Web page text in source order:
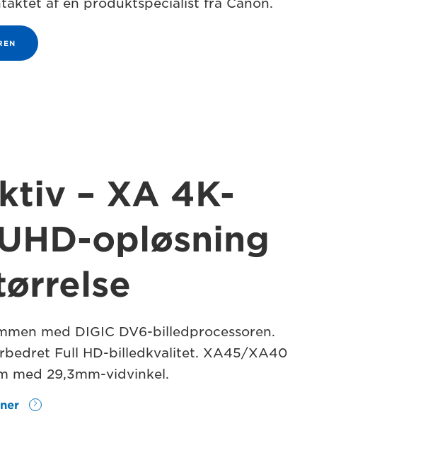
af en produktspecialist fra Canon.
– XA 4K-
opløsning
med DIGIC DV6-billedprocessoren.
Full HD-billedkvalitet. XA45/XA40
med 29,3mm-vidvinkel.